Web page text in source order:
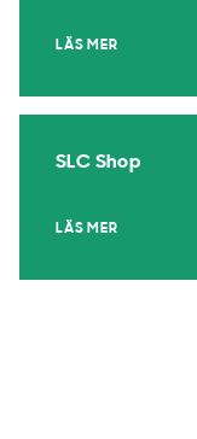
LÄS MER
SLC Shop
LÄS MER